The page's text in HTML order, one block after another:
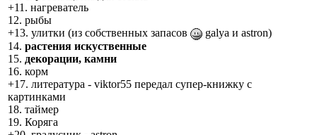
+11. нагреватель
12. рыбы
+13. улитки (из собственных запасов
galya и astron)
14. растения искуственные
15. декорации, камни
16. корм
+17. литература - viktor55 передал супер-книжку с
картинками
18. таймер
19. Коряга